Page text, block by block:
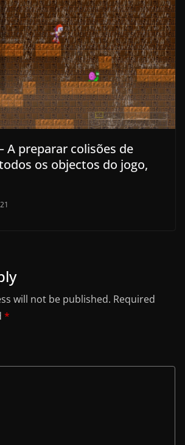
A preparar colisões de
os objectos do jogo,
will not be published. Required
*